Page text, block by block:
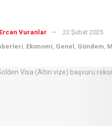
Ercan Vuranlar
22 Şubat 2025
Ekonomi Genel Gündem